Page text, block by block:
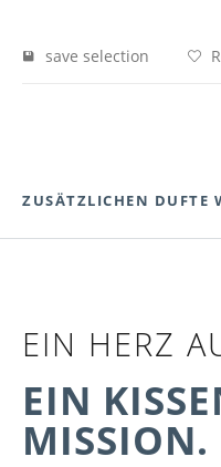
save selection
ZUSÄTZLICHEN DUFTE
EIN HERZ
EIN
MISSION.